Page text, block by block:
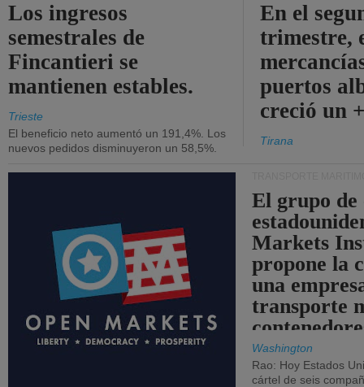
Los ingresos
semestrales de
Fincantieri se
mantienen estables.
Trieste
El beneficio neto aumentó un 191,4%. Los
nuevos pedidos disminuyeron un 58,5%.
En el
trimestre,
puertos
creció un
Tirana
El grupo de
Markets
propone la
una
transporte
Washington
Rao: Hoy Estados
cártel de seis